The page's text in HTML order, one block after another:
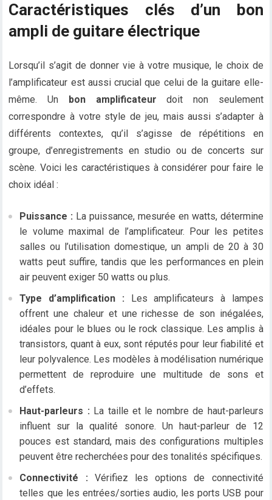
Caractéristiques clés d’un bon
ampli de guitare électrique
Lorsqu’il s’agit de donner vie à votre musique, le choix de
l’amplificateur est aussi crucial que celui de la guitare elle-
même. Un
bon amplificateur doit non seulement
correspondre à votre style de jeu, mais aussi s’adapter à
différents contextes, qu’il s’agisse de répétitions en
groupe, d’enregistrements en studio ou de concerts sur
scène. Voici les caractéristiques à considérer pour faire le
choix idéal :
Puissance : La puissance, mesurée en watts, détermine
le volume maximal de l’amplificateur. Pour les petites
salles ou l’utilisation domestique, un ampli de 20 à 30
watts peut suffire, tandis que les performances en plein
air peuvent exiger 50 watts ou plus.
Type d’amplification : Les amplificateurs à lampes
offrent une chaleur et une richesse de son inégalées,
idéales pour le blues ou le rock classique. Les amplis à
transistors, quant à eux, sont réputés pour leur fiabilité et
leur polyvalence. Les modèles à modélisation numérique
permettent de reproduire une multitude de sons et
d’effets.
Haut-parleurs : La taille et le nombre de haut-parleurs
influent sur la qualité sonore. Un haut-parleur de 12
pouces est standard, mais des configurations multiples
peuvent être recherchées pour des tonalités spécifiques.
Connectivité : Vérifiez les options de connectivité
telles que les entrées/sorties audio, les ports USB pour